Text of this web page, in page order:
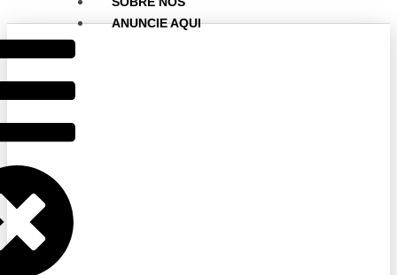
ANUNCIE AQUI